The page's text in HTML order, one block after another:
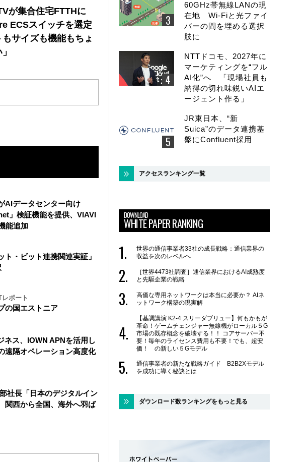
が集合住宅FTTHに
ECSスイッチを選定
もサイズも機能もちょ
AIデータセンター向け
」検証機能を提供、VIAVI
能追加
ト・ビット連携関連実証」
レポート
の国エストニア
ネス、IOWN APNを活用し
遠隔オペレーション高度化
社長「日本のデジタルイン
西から全国、海外へ羽ば
60GHz帯無線LANの現
在地 Wi-Fiと光ファイ
バーの間を埋める選択
肢に
NTTドコモ、2027年に
マーケティングを“フル
AI化”へ 「現場社員も
納得の切れ味鋭いAIエ
ージェント作る」
JR東日本、“新
Suica”のデータ連携基
盤にConfluent採用
アクセスランキング一覧
DOWNLOAD
WHITE PAPER RANKING
世界の通信事業者33社の成長戦略：通信業界の
収益を次のレベルへ
［世界4473社調査］通信業界におけるAI成熟度
と先駆企業の戦略
高価な専用ネットワークは本当に必要か？ AIネ
ットワーク構築の現実解
【基調講演 K2-4 スリーダブリュー】何もかもが
革命！ゲームチェンジャー無線機がローカル５G
市場の既存概念を破壊する！！ コアサーバー不
要！毎年のライセンス費用も不要！でも、超安
価！ の新しい５Gモデル
通信事業者の新たな戦略ガイド B2B2Xモデル
を成功に導く秘訣とは
ダウンロード数ランキングをもっと見る